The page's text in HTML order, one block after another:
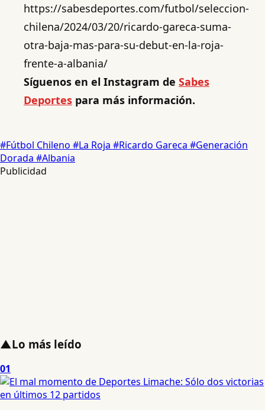
https://sabesdeportes.com/futbol/seleccion-
chilena/2024/03/20/ricardo-gareca-suma-
otra-baja-mas-para-su-debut-en-la-roja-
frente-a-albania/
Síguenos en el Instagram de Sabes
Deportes para más información.
#Fútbol Chileno #La Roja #Ricardo Gareca #Generación
Dorada #Albania
Publicidad
▲Lo más leído
01